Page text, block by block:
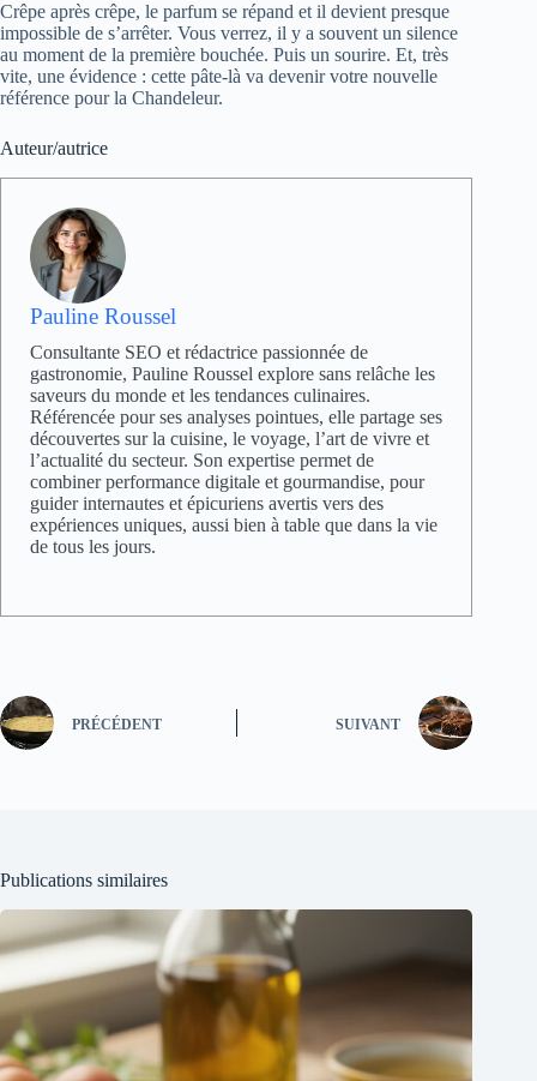
Crêpe après crêpe, le parfum se répand et il devient presque
impossible de s’arrêter. Vous verrez, il y a souvent un silence
au moment de la première bouchée. Puis un sourire. Et, très
vite, une évidence : cette pâte-là va devenir votre nouvelle
référence pour la Chandeleur.
Auteur/autrice
Pauline Roussel
Consultante SEO et rédactrice passionnée de
gastronomie, Pauline Roussel explore sans relâche les
saveurs du monde et les tendances culinaires.
Référencée pour ses analyses pointues, elle partage ses
découvertes sur la cuisine, le voyage, l’art de vivre et
l’actualité du secteur. Son expertise permet de
combiner performance digitale et gourmandise, pour
guider internautes et épicuriens avertis vers des
expériences uniques, aussi bien à table que dans la vie
de tous les jours.
PRÉCÉDENT SUIVANT
Publications similaires